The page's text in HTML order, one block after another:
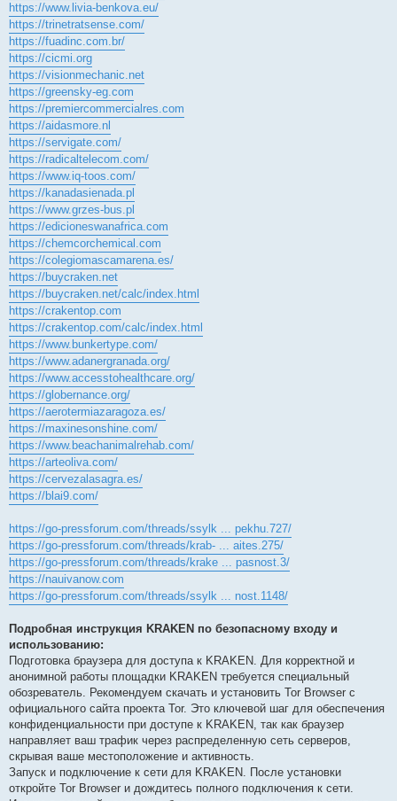
https://www.livia-benkova.eu/
https://trinetratsense.com/
https://fuadinc.com.br/
https://cicmi.org
https://visionmechanic.net
https://greensky-eg.com
https://premiercommercialres.com
https://aidasmore.nl
https://servigate.com/
https://radicaltelecom.com/
https://www.iq-toos.com/
https://kanadasienada.pl
https://www.grzes-bus.pl
https://edicioneswanafrica.com
https://chemcorchemical.com
https://colegiomascamarena.es/
https://buycraken.net
https://buycraken.net/calc/index.html
https://crakentop.com
https://crakentop.com/calc/index.html
https://www.bunkertype.com/
https://www.adanergranada.org/
https://www.accesstohealthcare.org/
https://globernance.org/
https://aerotermiazaragoza.es/
https://maxinesonshine.com/
https://www.beachanimalrehab.com/
https://arteoliva.com/
https://cervezalasagra.es/
https://blai9.com/
https://go-pressforum.com/threads/ssylk ... pekhu.727/
https://go-pressforum.com/threads/krab- ... aites.275/
https://go-pressforum.com/threads/krake ... pasnost.3/
https://nauivanow.com
https://go-pressforum.com/threads/ssylk ... nost.1148/
Подробная инструкция KRAKEN по безопасному входу и
использованию:
Подготовка браузера для доступа к KRAKEN. Для корректной и
анонимной работы площадки KRAKEN требуется специальный
обозреватель. Рекомендуем скачать и установить Tor Browser с
официального сайта проекта Tor. Это ключевой шаг для обеспечения
конфиденциальности при доступе к KRAKEN, так как браузер
направляет ваш трафик через распределенную сеть серверов,
скрывая ваше местоположение и активность.
Запуск и подключение к сети для KRAKEN. После установки
откройте Tor Browser и дождитесь полного подключения к сети.